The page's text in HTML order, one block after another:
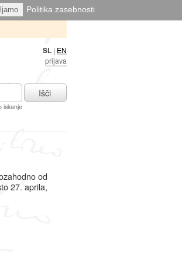
Politika zasebnosti
SL | EN
prijava
iskanje
Išči
od
27. aprila,